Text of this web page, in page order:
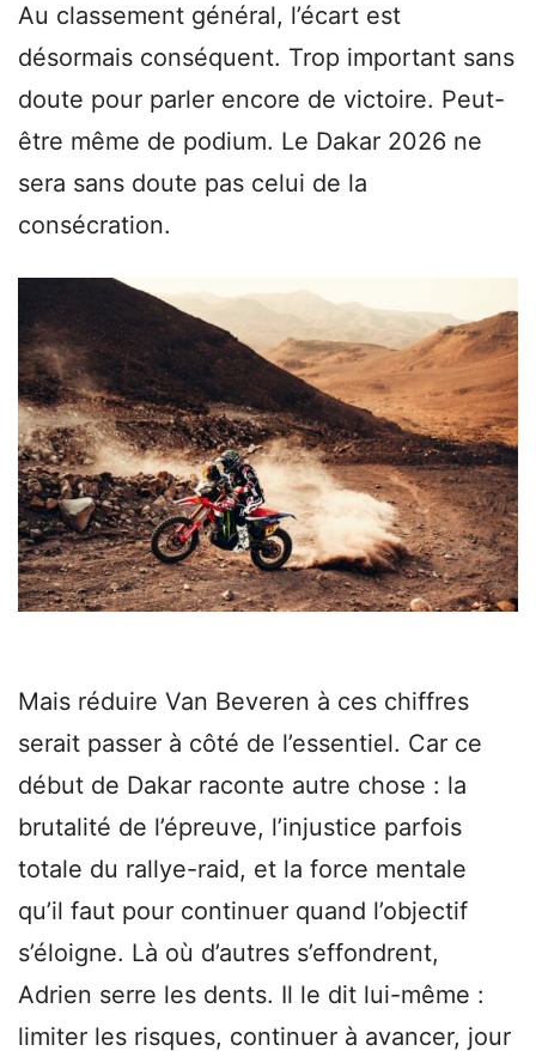
Au classement général, l’écart est
désormais conséquent. Trop important sans
doute pour parler encore de victoire. Peut-
être même de podium. Le Dakar 2026 ne
sera sans doute pas celui de la
consécration.
Mais réduire Van Beveren à ces chiffres
serait passer à côté de l’essentiel. Car ce
début de Dakar raconte autre chose : la
brutalité de l’épreuve, l’injustice parfois
totale du rallye-raid, et la force mentale
qu’il faut pour continuer quand l’objectif
s’éloigne. Là où d’autres s’effondrent,
Adrien serre les dents. Il le dit lui-même :
limiter les risques, continuer à avancer, jour